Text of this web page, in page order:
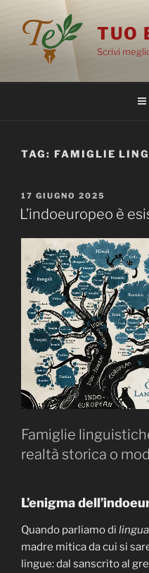
contenuto
TUO
Scrivi
TAG: FAMIGLIE
PUBBLICATO
IL
17 GIUGNO 2025
L’indoeuropeo è
Famiglie
realtà storica o
L’enigma
Quando parliamo di
madre mitica da cui si
lingue: dal sanscrito al